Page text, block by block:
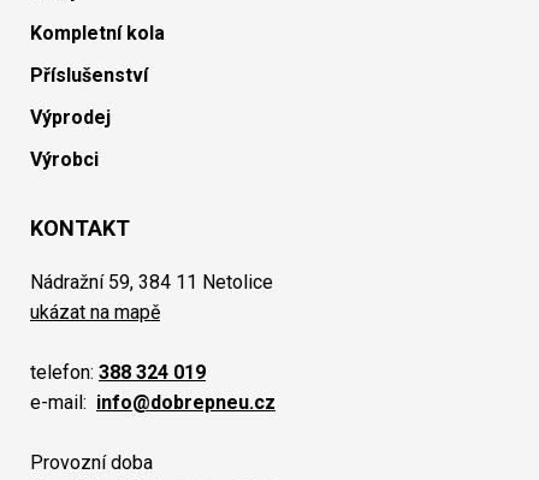
Kompletní kola
Příslušenství
Výprodej
Výrobci
KONTAKT
Nádražní 59, 384 11 Netolice
ukázat na mapě
telefon: 388 324 019
e-mail: info@dobrepneu.cz
Provozní doba